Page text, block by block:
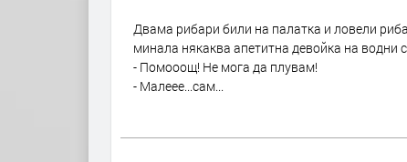
Двама рибари били на палатка и ловели
минала някаква апетитна девойка на водни
- Помооощ! Не мога да плувам!
- Малеее...сам...